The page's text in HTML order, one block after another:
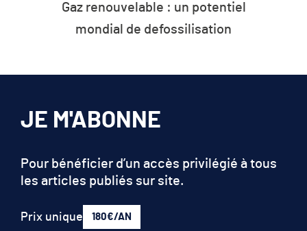
Gaz renouvelable : un potentiel
mondial de defossilisation
JE M'ABONNE
Pour bénéficier d’un accès privilégié à tous
les articles publiés sur site.
Prix unique 180€/AN